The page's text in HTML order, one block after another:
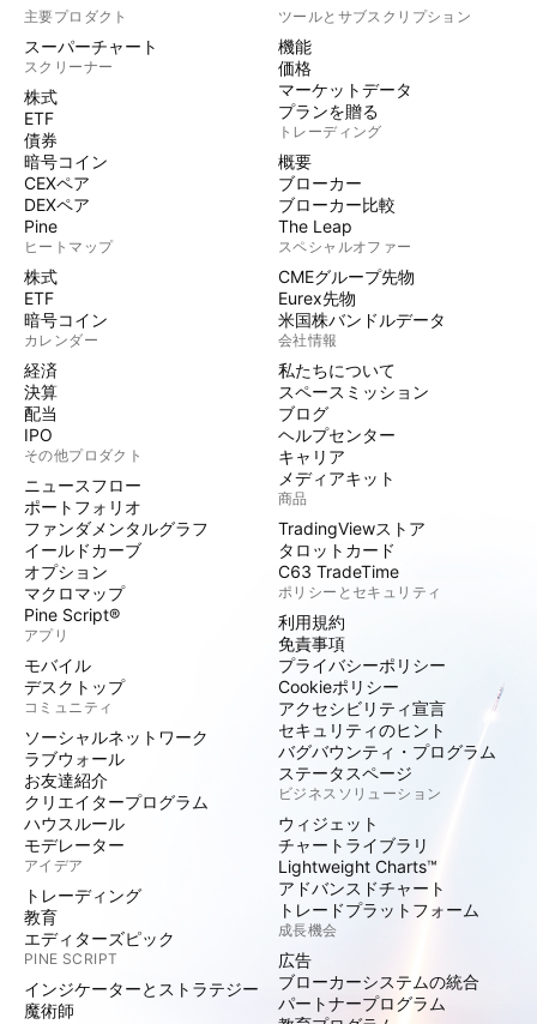
主要プロダクト
スーパーチャート
スクリーナー
株式
ETF
債券
暗号コイン
CEXペア
DEXペア
Pine
ヒートマップ
株式
ETF
暗号コイン
カレンダー
経済
決算
配当
IPO
その他プロダクト
ニュースフロー
ポートフォリオ
ファンダメンタルグラフ
イールドカーブ
オプション
マクロマップ
Pine Script®
アプリ
モバイル
デスクトップ
コミュニティ
ソーシャルネットワーク
ラブウォール
お友達紹介
クリエイタープログラム
ハウスルール
モデレーター
アイデア
トレーディング
教育
エディターズピック
PINE SCRIPT
インジケーターとストラテジー
魔術師
ツールとサブスクリプション
機能
価格
マーケットデータ
プランを贈る
トレーディング
概要
ブローカー
ブローカー比較
The Leap
スペシャルオファー
CMEグループ先物
Eurex先物
米国株バンドルデータ
会社情報
私たちについて
スペースミッション
ブログ
ヘルプセンター
キャリア
メディアキット
商品
TradingViewストア
タロットカード
C63 TradeTime
ポリシーとセキュリティ
利用規約
免責事項
プライバシーポリシー
Cookieポリシー
アクセシビリティ宣言
セキュリティのヒント
バグバウンティ・プログラム
ステータスページ
ビジネスソリューション
ウィジェット
チャートライブラリ
Lightweight Charts™
アドバンスドチャート
トレードプラットフォーム
成長機会
広告
ブローカーシステムの統合
パートナープログラム